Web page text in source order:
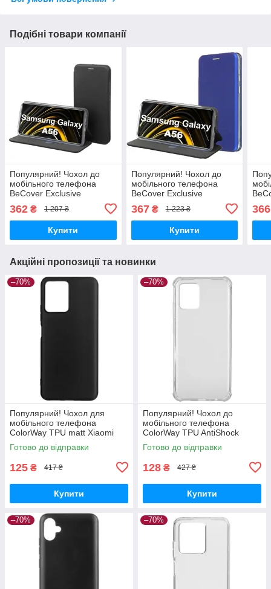
Подібні товари компанії
Популярний! Чохол до
мобільного телефона
BeCover Exclusive
Samsung Galaxy A56 SM-
A566 Black (713423) -
Краща якість тільки на
362 ₴ 1 207 ₴
Купити
Популярний! Чохол до
мобільного телефона
BeCover Exclusive
Samsung Galaxy A56 SM-
A566 Blue (713424) -
Краща якість тільки на
367₴ 1 223 ₴
Купити
366
Акційні пропозиції та новинки
–70%
Популярний! Чохол для
мобільного телефона
ColorWay TPU matt Xiaomi
Redmi Note 12 5G black (CW-
CTMXRN125-BK) —
Готово до відправки
125 ₴ 417 ₴
Купити
–70%
Популярний! Чохол до
мобільного телефона
ColorWay TPU AntiShock
Xiaomi Redmi Note 12 Clear
(CW-CTASXRN12) - Краща
Готово до відправки
128 ₴ 427 ₴
Купити
–70% –70%